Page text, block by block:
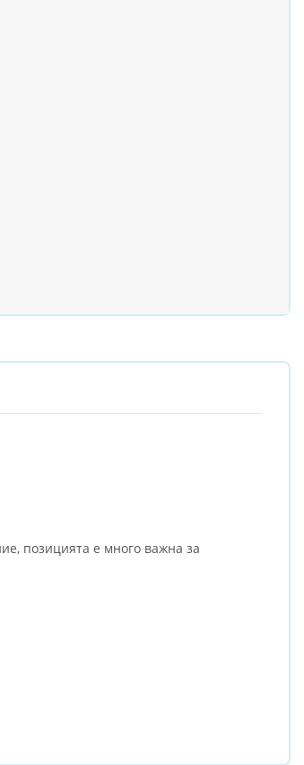
позицията е много важна за